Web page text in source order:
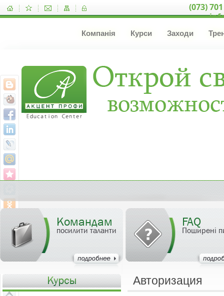
(073)
Компанія Курси Заходи
Командам
посилити таланти
FAQ
Поширені
Авторизация